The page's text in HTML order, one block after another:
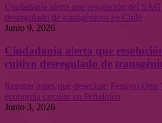
Ciudadanía alerta que resolución del
desregulado de transgénicos en Chile
Junio 9, 2026
Ciudadanía alerta que
cultivo desregulado de
Reparar antes que desechar: Festival
economía circular en Peñalolén
Junio 3, 2026